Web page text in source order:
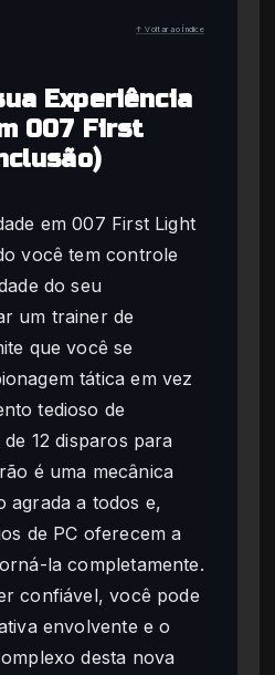
↑ Voltar ao Índice
Experiência
007 First
em 007 First Light
você tem controle
do seu
um trainer de
que você se
tática em vez
tedioso de
12 disparos para
é uma mecânica
agrada a todos e,
de PC oferecem a
la completamente.
confiável, você pode
envolvente e o
desta nova